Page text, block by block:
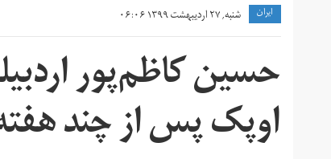
ايران شنبه, ۲۷ اردیبهشت ۱۳۹۹ ۰۶:۰۶
حسین کاظم‌پور
اوپک پس از چند